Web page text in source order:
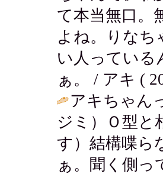
て本当無口。
よね。りなち
い人っている
ぁ。 / アキ (
アキちゃん
ジミ）Ｏ型
す）結構喋ら
ぁ。聞く側っ